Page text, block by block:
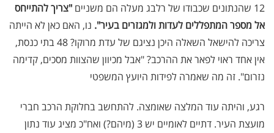
12 שהנתונים שכבודו של רלבג מעלה הם משניים
"צריך להתייחס
אל מספר המתפללים לעדות ולמגזרים בעיר". נו, האם כאן לא הייתה
צריכה להישאל השאלה היכן נציגם של עדת מרוקו? 48 בתי כנסת,
אין אחד ראוי לפאר את ההרכב? "אבל מכיוון שהצוות מסכים, קדימה
נזרום". זה מה שאמרה לפידות היועץ המשפטי
רגע, והיתה עוד המלצה שאומצה. להתחשב בחלוקת הרכב חברי
מועצת העיר. דתיים לאומיים יש 3 (מיהם?) ואח"כ מציג עוד נתון